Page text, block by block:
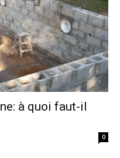
à quoi faut-il
0